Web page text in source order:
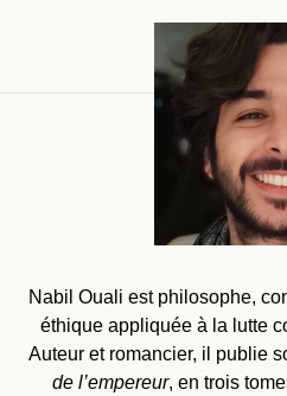
Nabil Ouali est philosophe,
éthique appliquée à la lutte
Auteur et romancier, il publie
de l’empereur, en trois